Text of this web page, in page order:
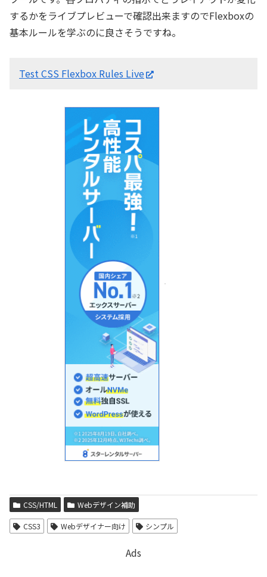
するかをライブプレビューで確認出来ますのでFlexboxの
基本ルールを学ぶのに良さそうですね。
Test CSS Flexbox Rules Live
CSS/HTML Webデザイン補助
CSS3 Webデザイナー向け シンプル
Ads